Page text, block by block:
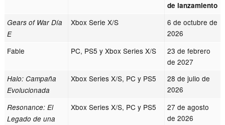
de lanzamiento
Gears of War Día
E
Xbox Serie X/S
6 de octubre de
2026
Fable
PC, PS5 y Xbox Series X/S
23 de febrero
de 2027
Halo: Campaña
Evolucionada
Xbox Series X/S, PC y PS5
28 de julio de
2026
Resonance: El
Legado de una
Xbox Series X/S, PC y PS5
27 de agosto
de 2026